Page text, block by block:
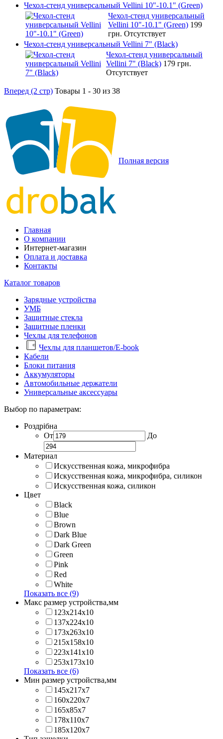
Чехол-стенд универсальный Vellini 10"-10.1" (Green)
Чехол-стенд универсальный
Vellini 10"-10.1" (Green) 199
грн. Отсутствует
Чехол-стенд универсальный Vellini 7" (Black)
Чехол-стенд универсальный
Vellini 7" (Black) 179 грн.
Отсутствует
Вперед (2 стр) Товары 1 - 30 из 38
Полная версия
Главная
О компании
Интернет-магазин
Оплата и доставка
Контакты
Каталог товаров
Зарядные устройства
УМБ
Защитные стекла
Защитные пленки
Чехлы для телефонов
Чехлы для планшетов/E-book
Кабели
Блоки питания
Аккумуляторы
Автомобильные держатели
Универсальные аксессуары
Выбор по параметрам:
Роздрібна
От
До
Материал
Искусственная кожа, микрофибра
Искусственная кожа, микрофибра, силикон
Искусственная кожа, силикон
Цвет
Black
Blue
Brown
Dark Blue
Dark Green
Green
Pink
Red
White
Показать все (9)
Макс размер устройства,мм
123х214x10
137х224x10
173х263x10
215х158x10
223х141x10
253х173x10
Показать все (6)
Мин размер устройства,мм
145x217x7
160x220x7
165x85x7
178x110x7
185x120x7